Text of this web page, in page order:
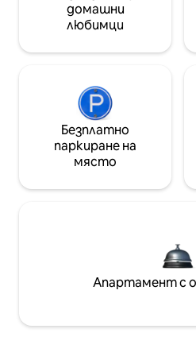
домашни
любимци
Безплатно
паркиране на
място
Апартамент с